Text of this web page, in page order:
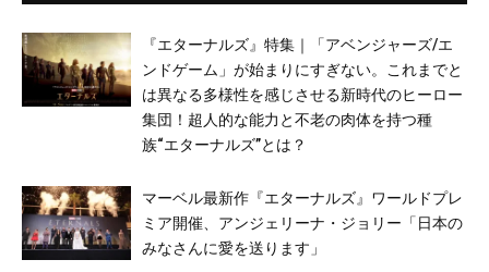
『エターナルズ』特集｜「アベンジャーズ/エ
ンドゲーム」が始まりにすぎない。これまでと
は異なる多様性を感じさせる新時代のヒーロー
集団！超人的な能力と不老の肉体を持つ種
族“エターナルズ”とは？
マーベル最新作『エターナルズ』ワールドプレ
ミア開催、アンジェリーナ・ジョリー「日本の
みなさんに愛を送ります」